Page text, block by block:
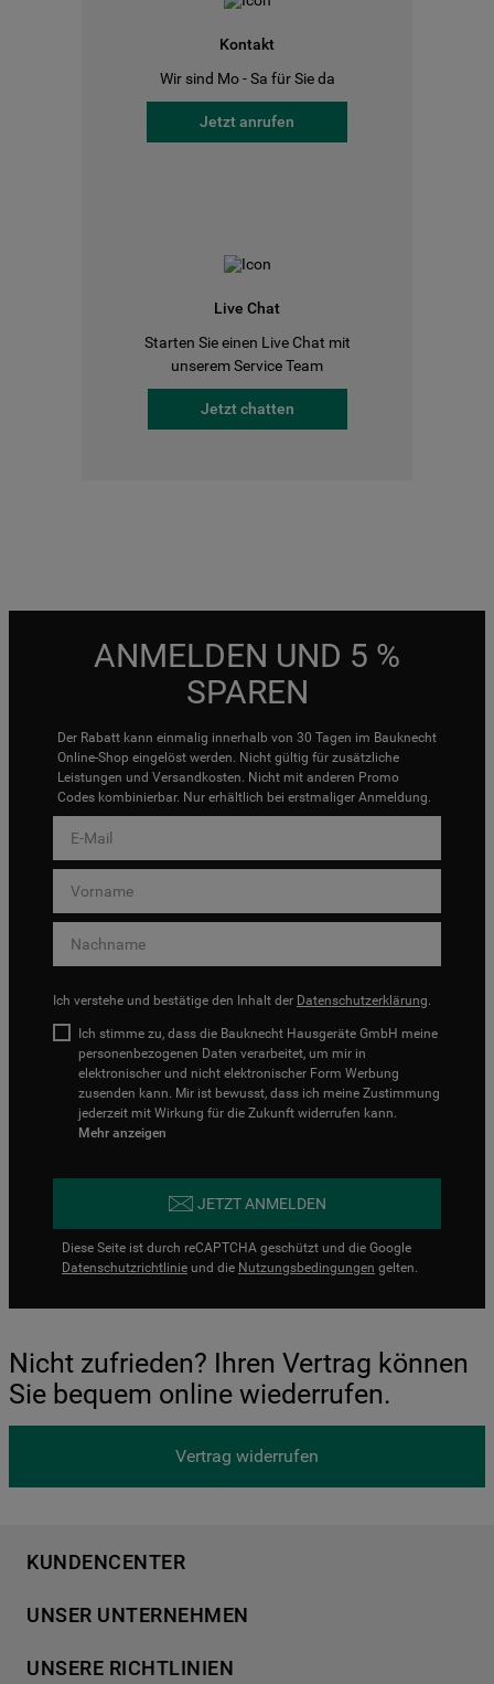
Kontakt
Wir sind Mo - Sa für Sie da
Jetzt anrufen
Live Chat
Starten Sie einen Live Chat mit
unserem Service Team
Jetzt chatten
ANMELDEN UND 5 %
SPAREN
Der Rabatt kann einmalig innerhalb von 30 Tagen im Bauknecht
Online-Shop eingelöst werden. Nicht gültig für zusätzliche
Leistungen und Versandkosten. Nicht mit anderen Promo
Codes kombinierbar. Nur erhältlich bei erstmaliger Anmeldung.
Ich verstehe und bestätige den Inhalt der Datenschutzerklärung.
Ich stimme zu, dass die Bauknecht Hausgeräte GmbH meine
personenbezogenen Daten verarbeitet, um mir in
elektronischer und nicht elektronischer Form Werbung
zusenden kann. Mir ist bewusst, dass ich meine Zustimmung
jederzeit mit Wirkung für die Zukunft widerrufen kann.
Mehr anzeigen
JETZT ANMELDEN
Diese Seite ist durch reCAPTCHA geschützt und die Google
Datenschutzrichtlinie und die Nutzungsbedingungen gelten.
Nicht zufrieden? Ihren Vertrag können
Sie bequem online wiederrufen.
Vertrag widerrufen
KUNDENCENTER
Händlersuche
Häufige Fragen
UNSER UNTERNEHMEN
Für Händler
UNSERE RICHTLINIEN